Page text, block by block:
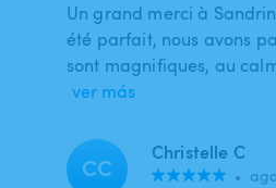
Un grand merci à
été parfait, nous avons
sont magnifiques, au
ver más
CC Christelle C
•